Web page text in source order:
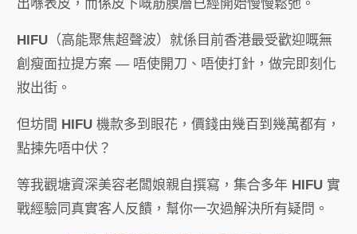
出喺表皮，而係皮下嘅筋膜層已經開始慢慢鬆弛。
HIFU （高能聚焦超聲波）就係目前香港最受歡迎嘅無
創瘦面拉提方案 — 唔使開刀、唔使打針，做完即刻化
妝出街。
但坊間 HIFU 機款多到眼花，價錢由幾百到幾萬都有，
點揀先唔中伏？
等我觀塘資深美容老闆娘親自撰寫，集合多年 HIFU 實
戰經驗同真實客人反饋，幫你一次過解決所有疑問。